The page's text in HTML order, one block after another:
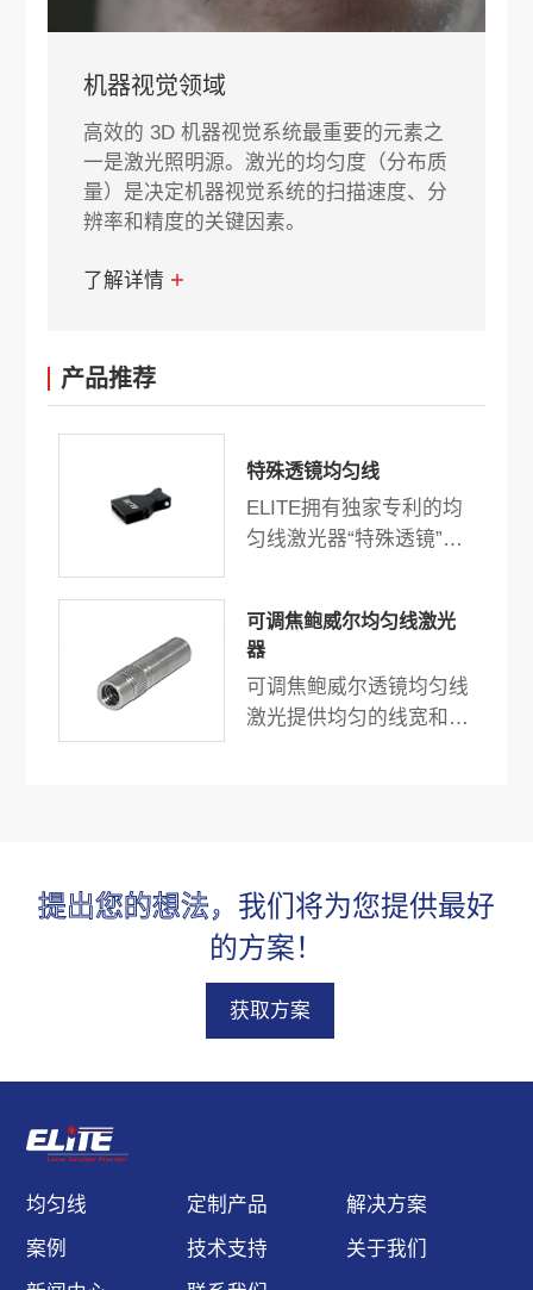
机器视觉领域
高效的 3D 机器视觉系统最重要的元素之
一是激光照明源。激光的均匀度（分布质
量）是决定机器视觉系统的扫描速度、分
辨率和精度的关键因素。
了解详情
产品推荐
特殊透镜均匀线
ELITE拥有独家专利的均
匀线激光器“特殊透镜”是
和技术提供高均匀度功率
和均匀线宽。
可调焦鲍威尔均匀线激光
器
可调焦鲍威尔透镜均匀线
激光提供均匀的线宽和强
足客户的不同应用与需
求。
提出您的想法， 我们将为您提供最好
的方案！
获取方案
均匀线 定制产品
解决方案
案例
技术支持
关于我们